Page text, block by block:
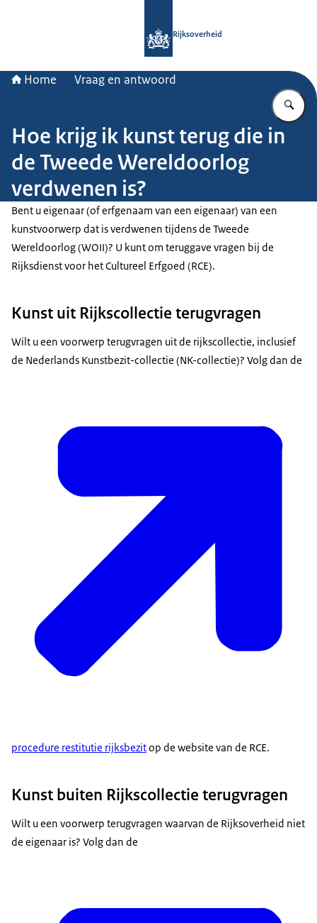
Rijksoverheid
Home Vraag en antwoord
Hoe krijg ik kunst terug die in
de Tweede Wereldoorlog
verdwenen is?
Bent u eigenaar (of erfgenaam van een eigenaar) van een
kunstvoorwerp dat is verdwenen tijdens de Tweede
Wereldoorlog (WOII)? U kunt om teruggave vragen bij de
Rijksdienst voor het Cultureel Erfgoed (RCE).
Kunst uit Rijkscollectie terugvragen
Wilt u een voorwerp terugvragen uit de rijkscollectie, inclusief
de Nederlands Kunstbezit-collectie (NK-collectie)? Volg dan de
procedure restitutie rijksbezitop de website van de RCE.
Kunst buiten Rijkscollectie terugvragen
Wilt u een voorwerp terugvragen waarvan de Rijksoverheid niet
de eigenaar is? Volg dan de